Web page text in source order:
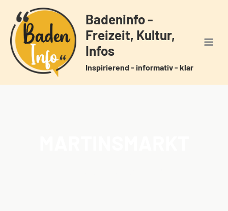
Inhalt
springen
Badeninfo -
Freizeit, Kultur,
Infos
Inspirierend - informativ - klar